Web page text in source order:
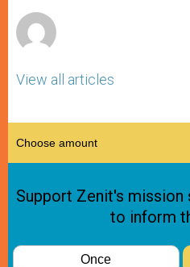
View all articles